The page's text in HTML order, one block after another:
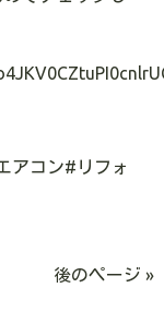
アコン#リフォ
後のページ »